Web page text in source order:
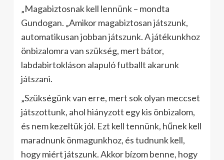
„Magabiztosnak kell lennünk – mondta
Gundogan. „Amikor magabiztosan játszunk,
automatikusan jobban játszunk. A játékunkhoz
önbizalomra van szükség, mert bátor,
labdabirtokláson alapuló futballt akarunk
játszani.
„Szükségünk van erre, mert sok olyan meccset
játszottunk, ahol hiányzott egy kis önbizalom,
és nem kezeltük jól. Ezt kell tennünk, hűnek kell
maradnunk önmagunkhoz, és tudnunk kell,
hogy miért játszunk. Akkor bízom benne, hogy